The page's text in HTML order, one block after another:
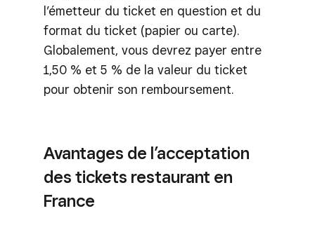
l’émetteur du ticket en question et du
format du ticket (papier ou carte).
Globalement, vous devrez payer entre
1,50 % et 5 % de la valeur du ticket
pour obtenir son remboursement.
Avantages de l’acceptation
des tickets restaurant en
France